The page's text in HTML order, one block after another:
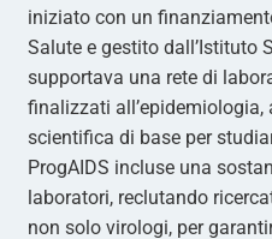
iniziato con un
Salute e gestito dall’Istituto
supportava una rete di
finalizzati
scientifica di base per
ProgAIDS incluse una
laboratori, reclutando
non solo virologi, per